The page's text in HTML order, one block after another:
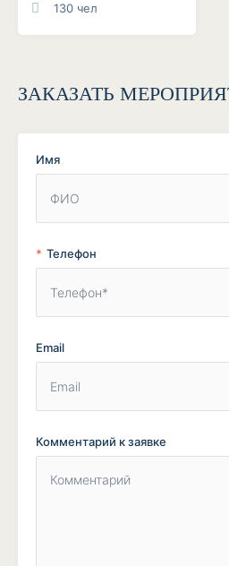
130 чел
ЗАКАЗАТЬ
Имя
Телефон
Email
Комментарий к заявке